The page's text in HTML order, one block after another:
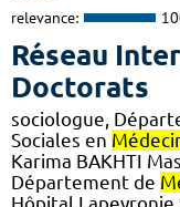
relevance:
Réseau
Doctorats
sociologue,
Sociales en
Karima BAKHTI
Département de